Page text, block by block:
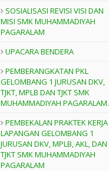
SOSIALISASI REVISI VISI DAN
MISI SMK MUHAMMADIYAH
PAGARALAM
UPACARA BENDERA
PEMBERANGKATAN PKL
GELOMBANG 1 JURUSAN DKV,
TJKT, MPLB DAN TJKT SMK
MUHAMMADIYAH PAGARALAM.
PEMBEKALAN PRAKTEK KERJA
LAPANGAN GELOMBANG 1
JURUSAN DKV, MPLB, AKL, DAN
TJKT SMK MUHAMMADIYAH
PAGARALAM